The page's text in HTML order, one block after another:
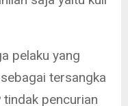
pelaku yang
tersangka
pencurian